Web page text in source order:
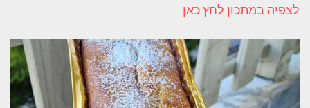
לצפיה במתכון לחץ כאן